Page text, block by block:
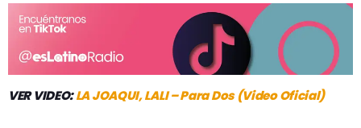
VER VIDEO:LA JOAQUI, LALI – Para Dos (Video Oficial)